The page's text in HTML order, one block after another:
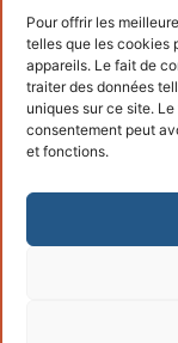
Pour offrir les
telles que les cookies
appareils. Le fait de
traiter des données
uniques sur ce site.
consentement peut
et fonctions.
Conditions
Politique de
Copyright © 2026